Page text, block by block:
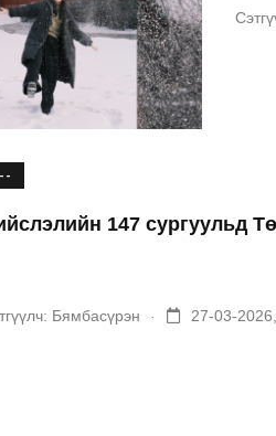
147 сургуульд
Бямбасүрэн 27-03-